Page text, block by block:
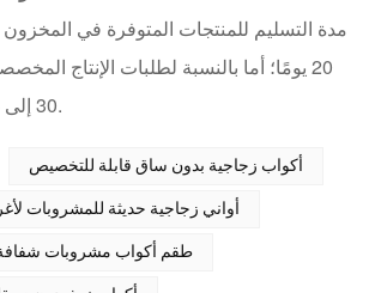
20 يومًا؛ أما بالنسبة لطلبات الإنتاج
30 إلى 45 يومًا للتحضير.
أكواب زجاجية بدون ساق قابلة للتخصيص
أواني زجاجية حديثة للمشروبات
طقم أكواب مشروبات شفافة